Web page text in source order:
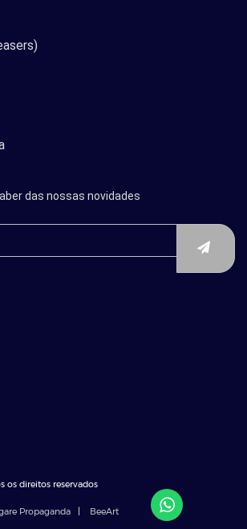
das nossas novidades
os direitos reservados
Propaganda BeeArt